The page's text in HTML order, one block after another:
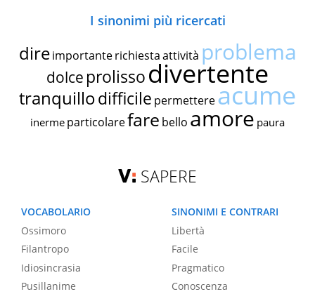
I sinonimi più ricercati
dire importante richiestaattività problema
dolce prolissodivertente
tranquillodifficile permettereacume
inerme particolarefare bello amore paura
SAPERE
VOCABOLARIO
Ossimoro
Filantropo
Idiosincrasia
Pusillanime
SINONIMI E CONTRARI
Libertà
Facile
Pragmatico
Conoscenza